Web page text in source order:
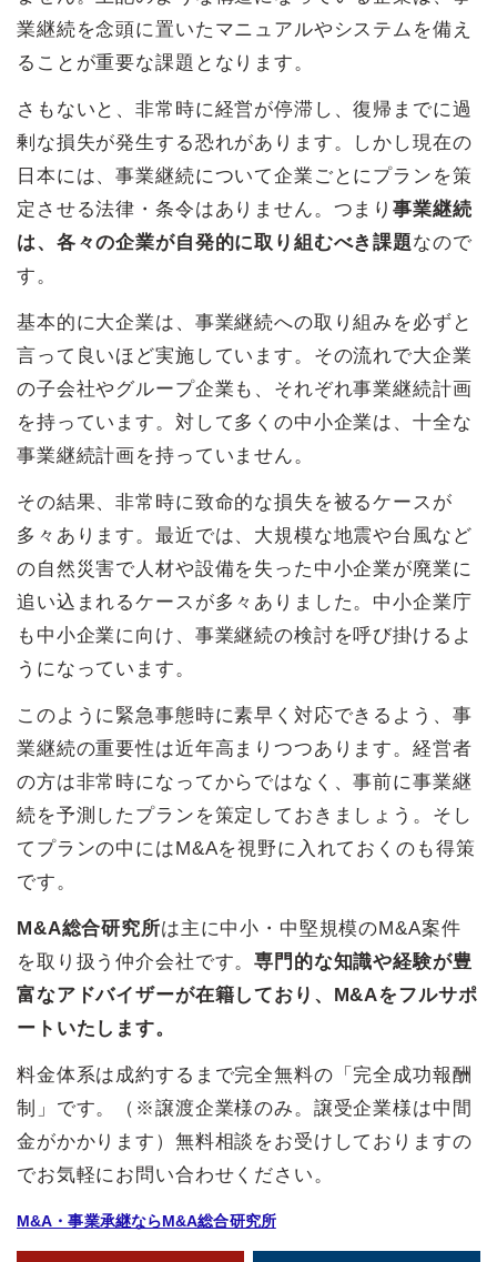
業継続を念頭に置いたマニュアルやシステムを備え
ることが重要な課題となります。
さもないと、非常時に経営が停滞し、復帰までに過
剰な損失が発生する恐れがあります。しかし現在の
日本には、事業継続について企業ごとにプランを策
定させる法律・条令はありません。つまり事業継続
は、各々の企業が自発的に取り組むべき課題なので
す。
基本的に大企業は、事業継続への取り組みを必ずと
言って良いほど実施しています。その流れで大企業
の子会社やグループ企業も、それぞれ事業継続計画
を持っています。対して多くの中小企業は、十全な
事業継続計画を持っていません。
その結果、非常時に致命的な損失を被るケースが
多々あります。最近では、大規模な地震や台風など
の自然災害で人材や設備を失った中小企業が廃業に
追い込まれるケースが多々ありました。中小企業庁
も中小企業に向け、事業継続の検討を呼び掛けるよ
うになっています。
このように緊急事態時に素早く対応できるよう、事
業継続の重要性は近年高まりつつあります。経営者
の方は非常時になってからではなく、事前に事業継
続を予測したプランを策定しておきましょう。そし
てプランの中にはM&Aを視野に入れておくのも得策
です。
M&A総合研究所は主に中小・中堅規模のM&A案件
を取り扱う仲介会社です。専門的な知識や経験が豊
富なアドバイザーが在籍しており、M&Aをフルサポ
ートいたします。
料金体系は成約するまで完全無料の「完全成功報酬
制」です。（※譲渡企業様のみ。譲受企業様は中間
金がかかります）無料相談をお受けしておりますの
でお気軽にお問い合わせください。
M&A・事業承継ならM&A総合研究所